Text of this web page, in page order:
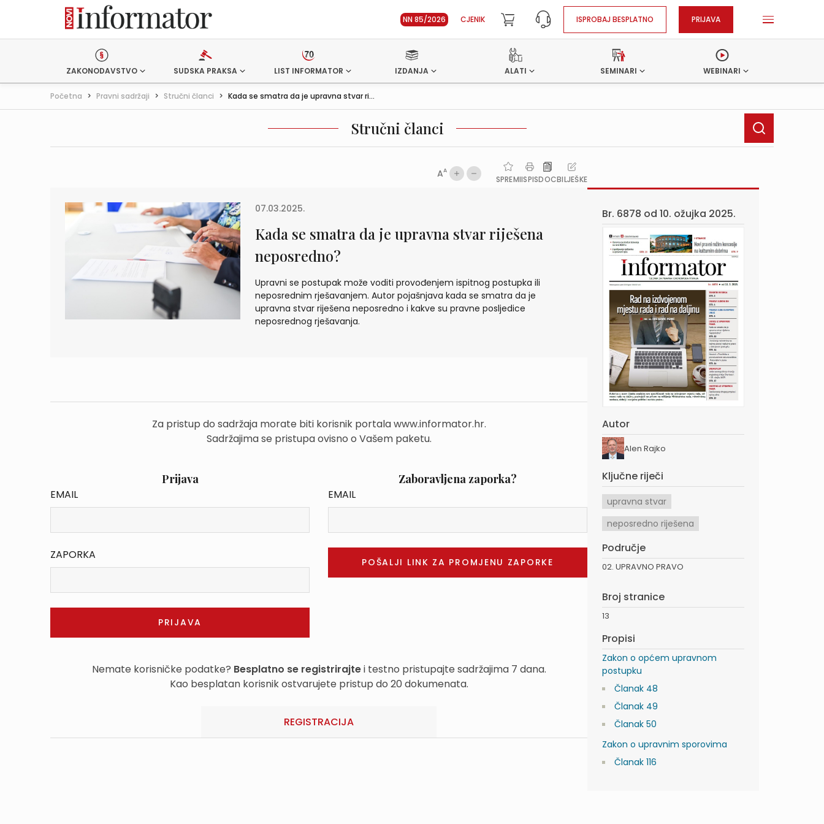
NN 85/2026 CJENIK ISPROBAJ BESPLATNO PRIJAVA
ZAKONODAVSTVO SUDSKA PRAKSA LIST INFORMATOR IZDANJA ALATI SEMINARI WEBINARI
Početna > Pravni sadržaji > Stručni članci > Kada se smatra da je upravna stvar ri...
Stručni članci
AA
SPREMIISPISDOCBILJEŠKE
07.03.2025.
Kada se smatra da je upravna stvar riješena
neposredno?
Upravni se postupak može voditi provođenjem ispitnog postupka ili
neposrednim rješavanjem. Autor pojašnjava kada se smatra da je
upravna stvar riješena neposredno i kakve su pravne posljedice
neposrednog rješavanja.
Za pristup do sadržaja morate biti korisnik portala www.informator.hr.
Sadržajima se pristupa ovisno o Vašem paketu.
Prijava
EMAIL
ZAPORKA
Zaboravljena zaporka?
EMAIL
Nemate korisničke podatke? Besplatno se registrirajtei testno pristupajte sadržajima 7 dana.
Kao besplatan korisnik ostvarujete pristup do 20 dokumenata.
REGISTRACIJA
Br. 6878 od 10. ožujka 2025.
Autor
Alen Rajko
Ključne riječi
upravna stvar
neposredno riješena
Područje
02. UPRAVNO PRAVO
Broj stranice
13
Propisi
Zakon o općem upravnom
postupku
Članak 48
Članak 49
Članak 50
Zakon o upravnim sporovima
Članak 116